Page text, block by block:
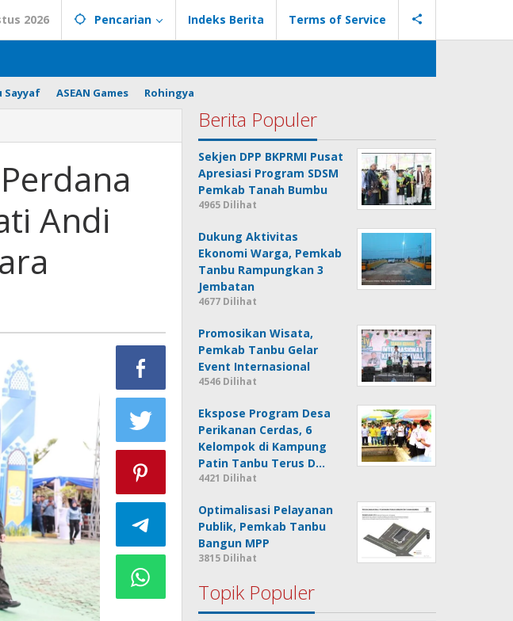
2026 Pencarian Indeks Berita Terms of Service
Sayyaf ASEAN Games Rohingya
Andi
Berita Populer
Sekjen DPP BKPRMI Pusat
Apresiasi Program SDSM
Pemkab Tanah Bumbu
4965 Dilihat
Dukung Aktivitas
Ekonomi Warga, Pemkab
Tanbu Rampungkan 3
Jembatan
4677 Dilihat
Promosikan Wisata,
Pemkab Tanbu Gelar
Event Internasional
4546 Dilihat
Ekspose Program Desa
Perikanan Cerdas, 6
Kelompok di Kampung
Patin Tanbu Terus D…
4421 Dilihat
Optimalisasi Pelayanan
Publik, Pemkab Tanbu
Bangun MPP
3815 Dilihat
Topik Populer